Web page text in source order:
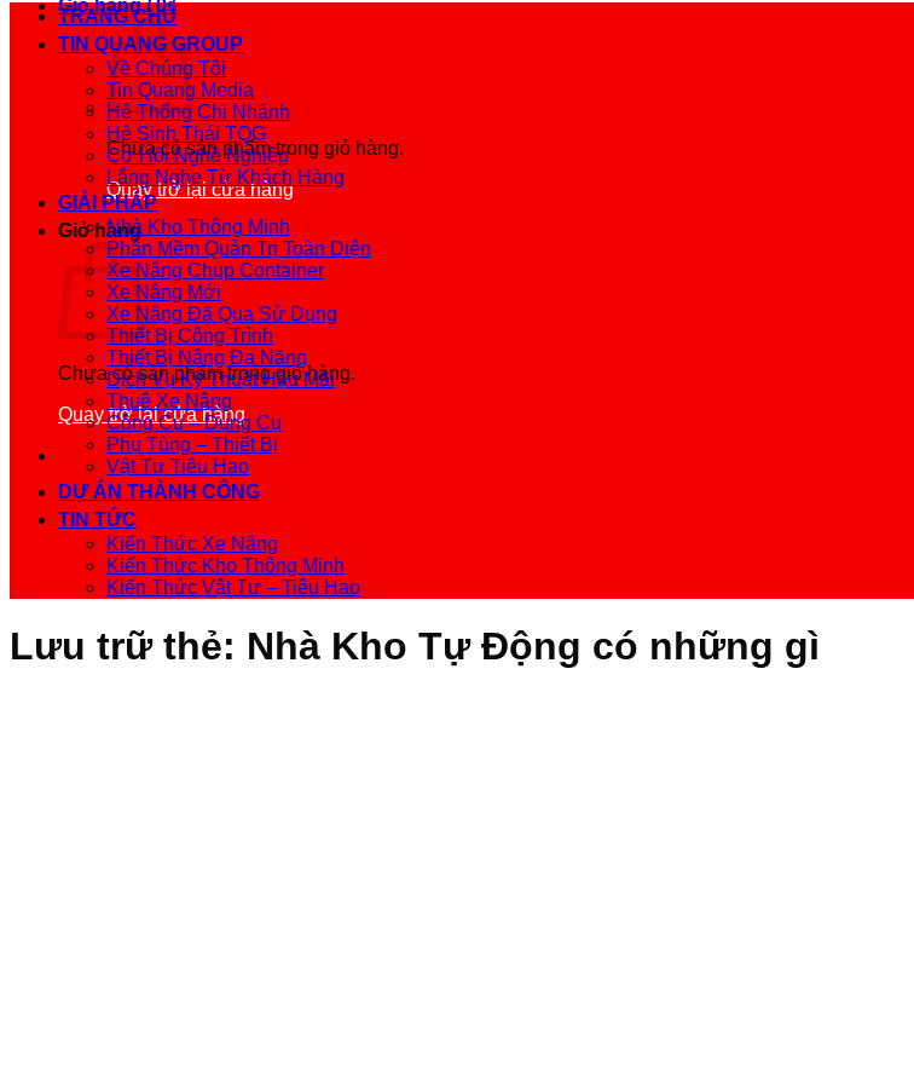
Giỏ hàng /0₫
Chưa có sản phẩm trong giỏ hàng.
Quay trở lại cửa hàng
Giỏ hàng
Chưa có sản phẩm trong giỏ hàng.
Quay trở lại cửa hàng
TRANG CHỦ
TIN QUANG GROUP
Về Chúng Tôi
Tin Quang Media
Hệ Thống Chi Nhánh
Hệ Sinh Thái TQG
Cơ Hội Nghề Nghiệp
Lắng Nghe Từ Khách Hàng
GIẢI PHÁP
Nhà Kho Thông Minh
Phần Mềm Quản Trị Toàn Diện
Xe Nâng Chụp Container
Xe Nâng Mới
Xe Nâng Đã Qua Sử Dụng
Thiết Bị Công Trình
Thiết Bị Nâng Đa Năng
Dịch Vụ Kỹ Thuật Hậu Mãi
Thuê Xe Nâng
Công Cụ – Dụng Cụ
Phụ Tùng – Thiết Bị
Vật Tư Tiêu Hao
DỰ ÁN THÀNH CÔNG
TIN TỨC
Kiến Thức Xe Nâng
Kiến Thức Kho Thông Minh
Kiến Thức Vật Tư – Tiêu Hao
Lưu trữ thẻ: Nhà Kho Tự Động có những gì